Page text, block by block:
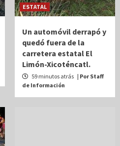
ESTATAL
Un automóvil derrapó y
quedó fuera de la
carretera estatal El
Limón-Xicoténcatl.
59 minutos atrás | Por Staff
de Información